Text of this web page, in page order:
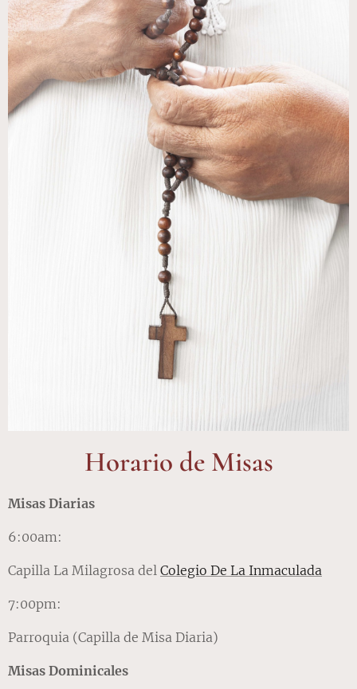
Horario de Misas
Misas Diarias
6:00am:
Capilla La Milagrosa del Colegio De La Inmaculada
7:00pm:
Parroquia (Capilla de Misa Diaria)
Misas Dominicales